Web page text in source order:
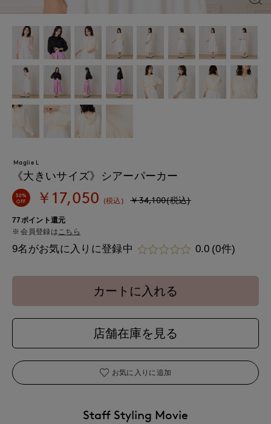
Maglie L
《大きいサイズ》シアーパーカー
50%
OFF
￥17,050 (税込) ￥34,100(税込)
77ポイント還元
会員登録は こちら
9名がお気に入りに登録中 0.0 (0件)
カートに入れる
店舗在庫を見る
お気に入りに追加
Staff Styling Movie